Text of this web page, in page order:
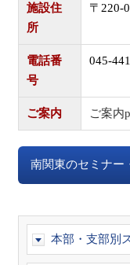
施設住
所
〒220-
電話番
号
045-
ご案内 ご案内
南関東のセミナー
本部・支部別